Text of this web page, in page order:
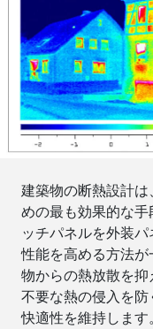
建築物の断熱設計
めの最も効果的な
ッチパネルを外装
性能を高める方法
物からの熱放散を
不要な熱の侵入を
快適性を維持します。